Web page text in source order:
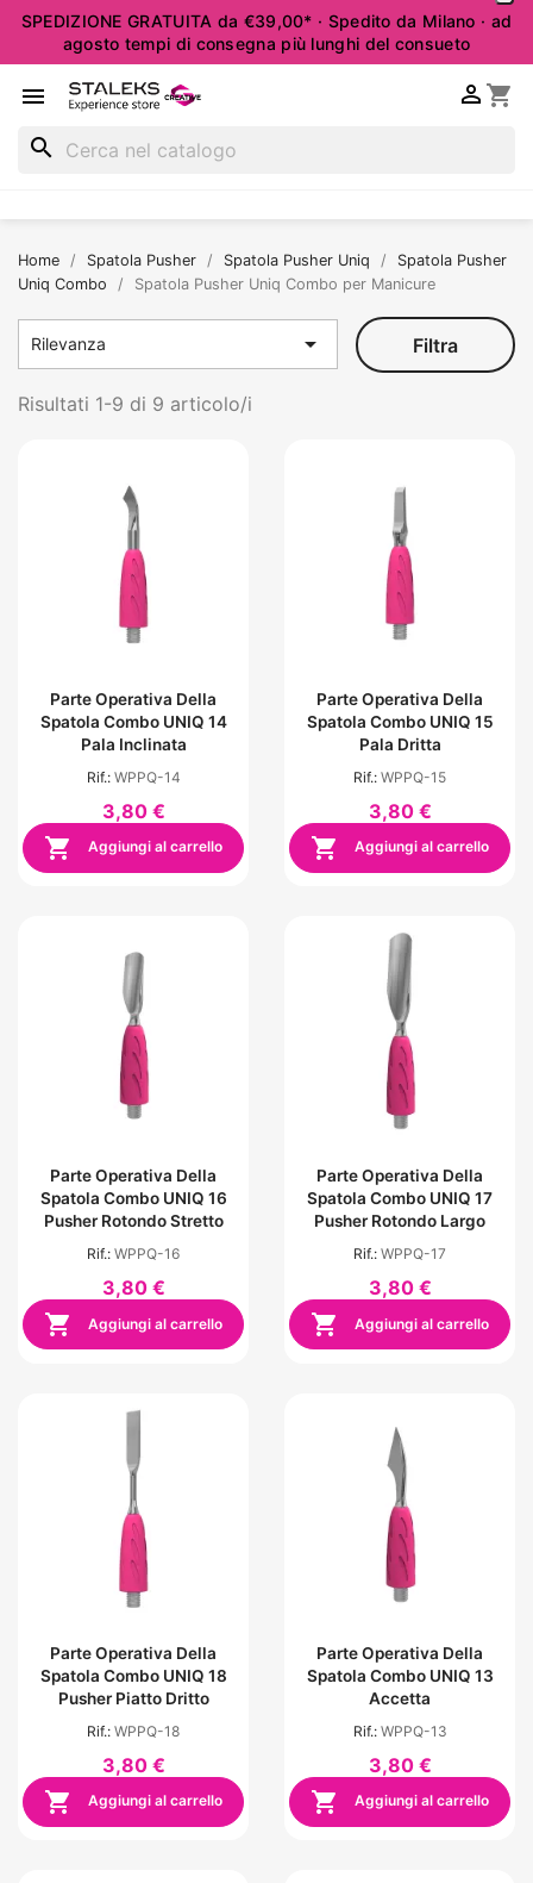
SPEDIZIONE GRATUITA da €39,00* · Spedito da Milano · ad
agosto tempi di consegna più lunghi del consueto
 shopping_cart

search
Home Spatola Pusher Spatola Pusher Uniq
Spatola Pusher
Uniq Combo
Spatola Pusher Uniq Combo per Manicure
Rilevanza  Filtra
Risultati 1-9 di 9 articolo/i
Parte Operativa Della
Spatola Combo UNIQ 14
Pala Inclinata
Rif.: WPPQ-14
3,80 €
 Aggiungi al carrello
Parte Operativa Della
Spatola Combo UNIQ 15
Pala Dritta
Rif.: WPPQ-15
3,80 €
 Aggiungi al carrello
Parte Operativa Della
Spatola Combo UNIQ 16
Pusher Rotondo Stretto
Rif.: WPPQ-16
3,80 €
 Aggiungi al carrello
Parte Operativa Della
Spatola Combo UNIQ 17
Pusher Rotondo Largo
Rif.: WPPQ-17
3,80 €
 Aggiungi al carrello
Parte Operativa Della
Spatola Combo UNIQ 18
Pusher Piatto Dritto
Rif.: WPPQ-18
3,80 €
 Aggiungi al carrello
Parte Operativa Della
Spatola Combo UNIQ 13
Accetta
Rif.: WPPQ-13
3,80 €
 Aggiungi al carrello